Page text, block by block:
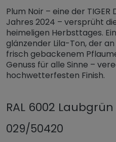
Plum Noir – eine der TIGER
Jahres 2024 – versprüht
heimeligen Herbsttages.
glänzender Lila-Ton, der
frisch gebackenem
Genuss für alle Sinne –
hochwetterfesten Finish.
RAL 6002 Laubgrün
029/50420